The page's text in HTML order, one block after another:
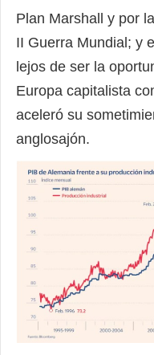
Plan Marshall y por
II Guerra Mundial; y
lejos de ser la
Europa capitalista
aceleró su
anglosajón.